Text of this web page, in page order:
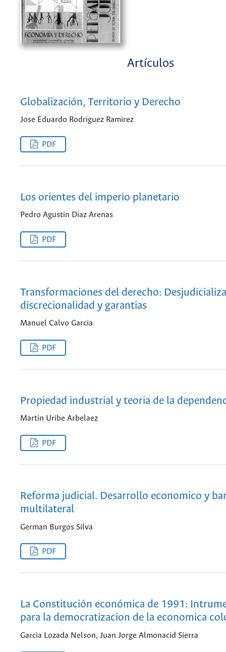
Artículos
Globalización, Territorio y Derecho
Jose Eduardo Rodriguez Ramirez
PDF
Los orientes del imperio planetario
Pedro Agustin Diaz Arenas
PDF
Transformaciones del derecho:
discrecionalidad y garantias
Manuel Calvo Garcia
PDF
Propiedad industrial y teoria de la
Martin Uribe Arbelaez
PDF
Reforma judicial. Desarrollo economico y
multilateral
German Burgos Silva
PDF
La Constitución económica de 1991:
para la democratizacion de la economica
Garcia Lozada Nelson, Juan Jorge Almonacid Sierra